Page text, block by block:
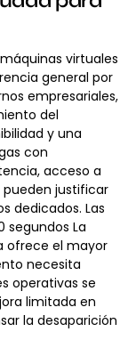
virtuales
general por
empresariales,
del
y una
con
acceso a
pueden justificar
dedicados. Las
segundos La
ofrece el mayor
necesita
operativas se
limitada en
la desaparición